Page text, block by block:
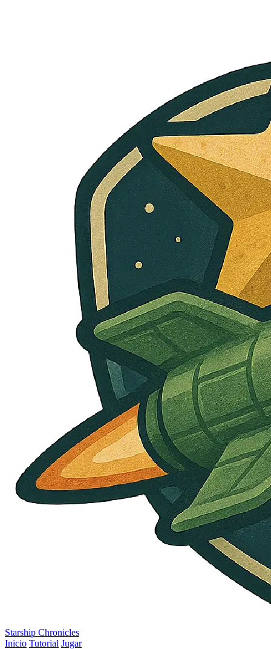
Starship Chronicles
Inicio Tutorial Jugar